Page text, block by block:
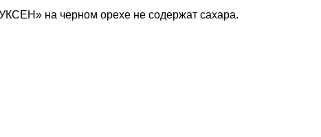
на черном орехе не содержат сахара.